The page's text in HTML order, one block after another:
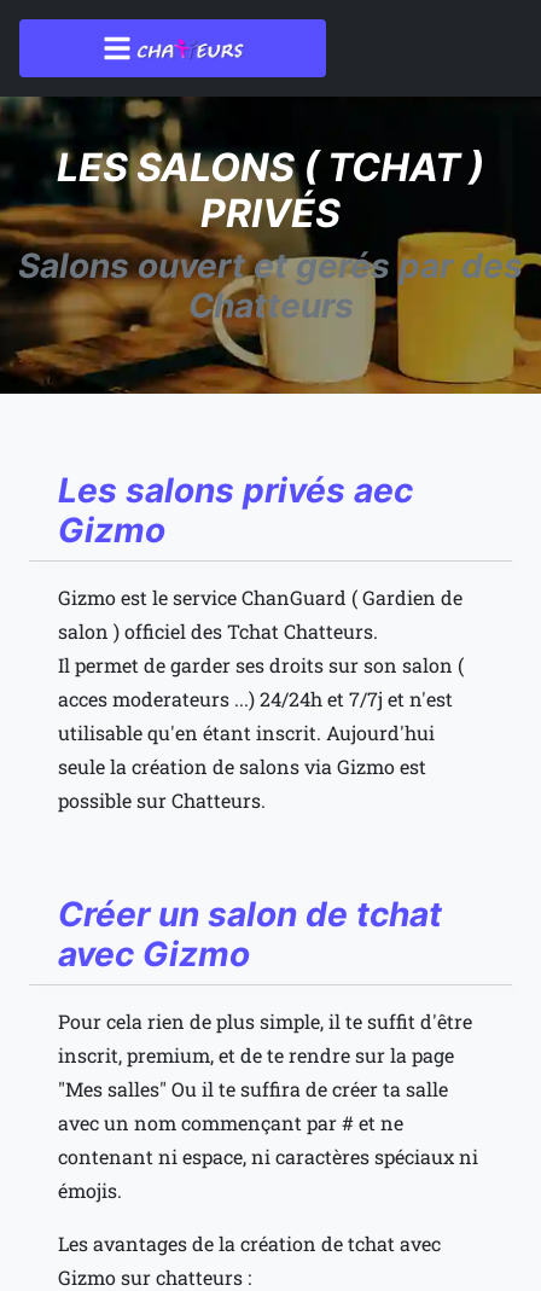
LES SALONS ( TCHAT )
PRIVÉS
Salons ouvert et gerés par des
Chatteurs
Les salons privés aec
Gizmo
Gizmo est le service ChanGuard ( Gardien de
salon ) officiel des Tchat Chatteurs.
Il permet de garder ses droits sur son salon (
acces moderateurs ...) 24/24h et 7/7j et n'est
utilisable qu'en étant inscrit. Aujourd'hui
seule la création de salons via Gizmo est
possible sur Chatteurs.
Créer un salon de tchat
avec Gizmo
Pour cela rien de plus simple, il te suffit d'être
inscrit, premium, et de te rendre sur la page
"Mes salles" Ou il te suffira de créer ta salle
avec un nom commençant par # et ne
contenant ni espace, ni caractères spéciaux ni
émojis.
Les avantages de la création de tchat avec
Gizmo sur chatteurs :